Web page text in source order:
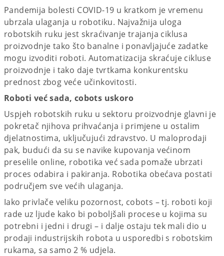
Pandemija bolesti COVID-19 u kratkom je vremenu
ubrzala ulaganja u robotiku. Najvažnija uloga
robotskih ruku jest skraćivanje trajanja ciklusa
proizvodnje tako što banalne i ponavljajuće zadatke
mogu izvoditi roboti. Automatizacija skraćuje cikluse
proizvodnje i tako daje tvrtkama konkurentsku
prednost zbog veće učinkovitosti.
Roboti već sada, cobots uskoro
Uspjeh robotskih ruku u sektoru proizvodnje glavni je
pokretač njihova prihvaćanja i primjene u ostalim
djelatnostima, uključujući zdravstvo. U maloprodaji
pak, budući da su se navike kupovanja većinom
preselile online, robotika već sada pomaže ubrzati
proces odabira i pakiranja. Robotika obećava postati
područjem sve većih ulaganja.
Iako privlače veliku pozornost, cobots – tj. roboti koji
rade uz ljude kako bi poboljšali procese u kojima su
potrebni i jedni i drugi – i dalje ostaju tek mali dio u
prodaji industrijskih robota u usporedbi s robotskim
rukama, sa samo 2 % udjela.